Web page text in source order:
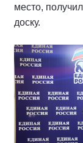
место,
доску.